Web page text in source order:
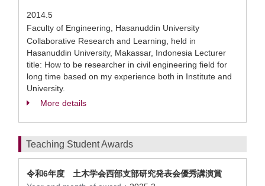
2014.5
Faculty of Engineering, Hasanuddin University
Collaborative Research and Learning, held in
Hasanuddin University, Makassar, Indonesia Lecturer
title: How to be researcher in civil engineering field for
long time based on my experience both in Institute and
University.
More details
Teaching Student Awards
令和6年度 土木学会西部支部研究発表会優秀講演賞